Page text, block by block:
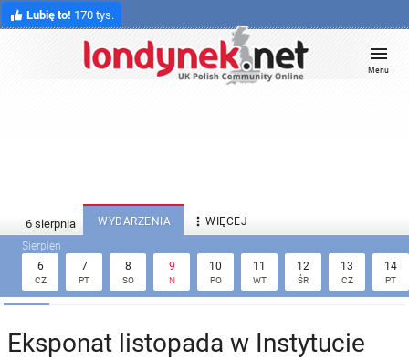
Lubię to! 170 tys.
Menu
WYDARZENIA  WIĘCEJ
6
CZ
7
PT
8
SO
9
N
10
PO
11
WT
12
ŚR
13
CZ
14
PT
Eksponat listopada w Instytucie